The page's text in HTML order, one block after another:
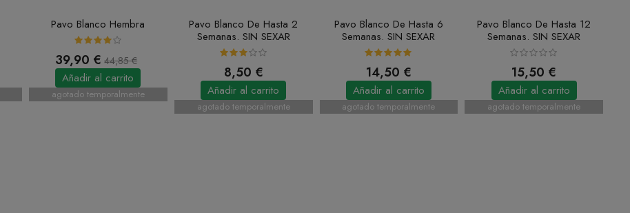
Pavo Blanco Hembra
39,90 € 44,85 €
Añadir al carrito
agotado temporalmente
Pavo Blanco De Hasta 2
Semanas. SIN SEXAR
8,50 €
Añadir al carrito
agotado temporalmente
Pavo Blanco De Hasta 6
Semanas. SIN SEXAR
14,50 €
Añadir al carrito
agotado temporalmente
Pavo Blanco De Hasta 12
Semanas. SIN SEXAR
15,50 €
Añadir al carrito
agotado temporalmente